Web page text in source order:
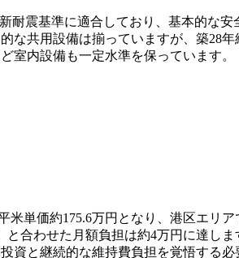
耐震基準に適合しており、基本的な
な共用設備は揃っていますが、築28
室内設備も一定水準を保っています。
米単価約175.6万円となり、港区エリ
と合わせた月額負担は約4万円に達し
資と継続的な維持費負担を覚悟する必